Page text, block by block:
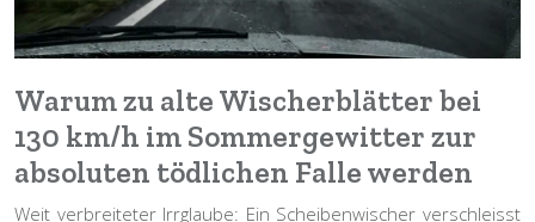
Warum zu alte Wischerblätter bei
130 km/h im Sommergewitter zur
absoluten tödlichen Falle werden
Weit verbreiteter Irrglaube: Ein Scheibenwischer verschleisst